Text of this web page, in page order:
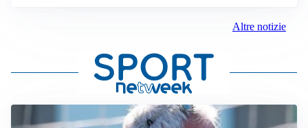
Altre notizie